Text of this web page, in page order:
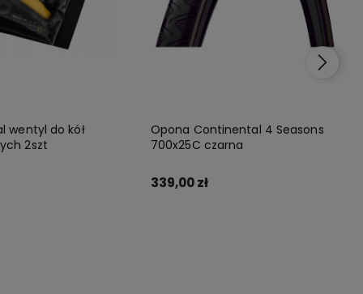
wentyl do kół
2szt
Opona Continental 4 Seasons
700x25C czarna
339,00 zł